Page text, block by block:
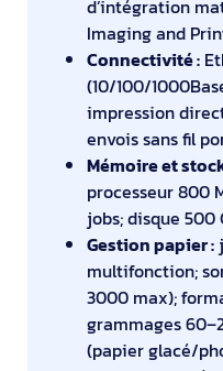
d’intégration
Imaging and
Connectivité :
(10/100/
impression
envois sans fil
Mémoire et
processeur 800
jobs; disque
Gestion papier :
multifonction;
3000 max);
grammages
(papier glacé/